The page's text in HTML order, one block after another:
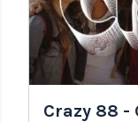
Crazy 88 -